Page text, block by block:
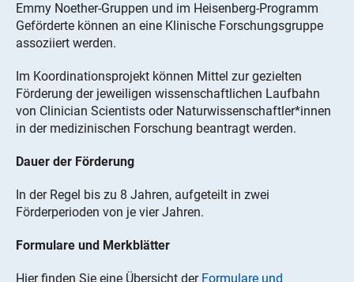
Emmy Noether-Gruppen und im Heisenberg-Programm
Geförderte können an eine Klinische Forschungsgruppe
assoziiert werden.
Im Koordinationsprojekt können Mittel zur gezielten
Förderung der jeweiligen wissenschaftlichen Laufbahn
von Clinician Scientists oder Naturwissenschaftler*innen
in der medizinischen Forschung beantragt werden.
Dauer der Förderung
In der Regel bis zu 8 Jahren, aufgeteilt in zwei
Förderperioden von je vier Jahren.
Formulare und Merkblätter
Hier finden Sie eine Übersicht der Formulare und